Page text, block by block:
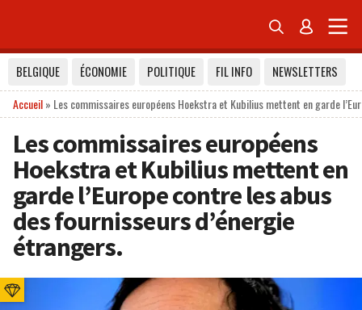
 
BELGIQUE ÉCONOMIE POLITIQUE FIL INFO
NEWSLETTERS
Accueil» Les commissaires européens Hoekstra et Kubilius mettent en garde
Les commissaires européens
Hoekstra et Kubilius mettent en
garde l’Europe contre les abus
des fournisseurs d’énergie
étrangers.